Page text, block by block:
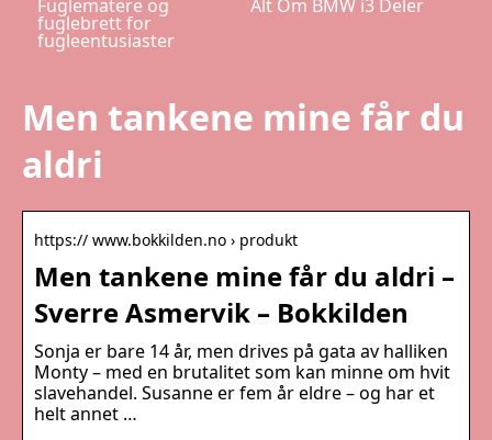
Fuglematere og
fuglebrett for
fugleentusiaster
Alt Om BMW i3 Deler
Men tankene mine får du
aldri
https:// www.bokkilden.no › produkt
Men tankene mine får du aldri –
Sverre Asmervik – Bokkilden
Sonja er bare 14 år, men drives på gata av halliken
Monty – med en brutalitet som kan minne om hvit
slavehandel. Susanne er fem år eldre – og har et
helt annet …